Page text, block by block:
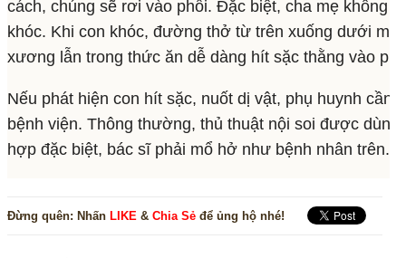
cách, chúng sẽ rơi vào phổi. Đặc biệt, cha mẹ không
khóc. Khi con khóc, đường thở từ trên xuống dưới
xương lẫn trong thức ăn dễ dàng hít sặc thằng vào
Nếu phát hiện con hít sặc, nuốt dị vật, phụ huynh cần
bệnh viện. Thông thường, thủ thuật nội soi được
hợp đặc biệt, bác sĩ phải mổ hở như bệnh nhân trên.
Đừng quên: Nhấn LIKE & Chia Sẻ để ủng hộ nhé!